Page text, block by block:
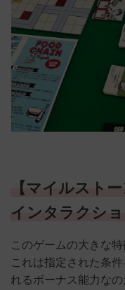
【マイルスト
インタラクショ
このゲームの大きな特
これは指定された条
れるボーナス能力な